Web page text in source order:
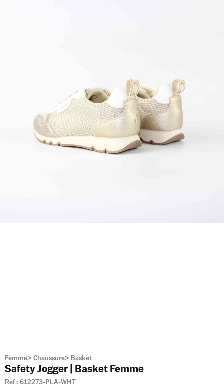
Femme> Chaussure> Basket
Safety Jogger | Basket Femme
Ref : 612273-PLA-WHT